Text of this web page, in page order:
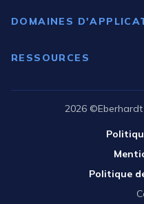
Brema
DOMAINES
Industries
Recherche académique
RESSOURCES
Catalogue Scientifique
Catalogue Pharmacie
2026
Politique